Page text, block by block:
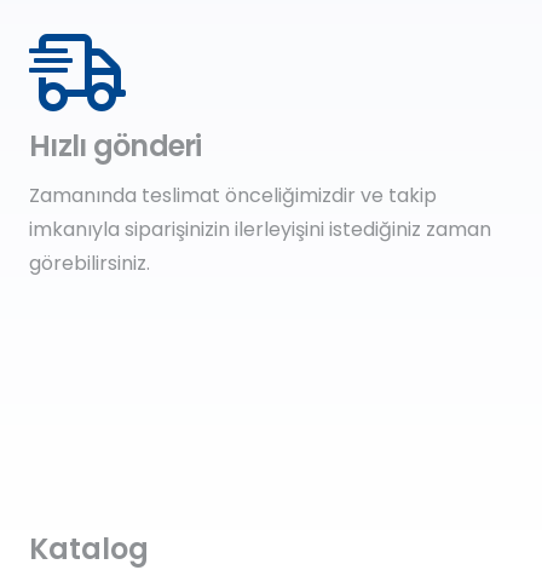
Hızlı gönderi
Zamanında teslimat önceliğimizdir ve takip
imkanıyla siparişinizin ilerleyişini istediğiniz zaman
görebilirsiniz.
Katalog